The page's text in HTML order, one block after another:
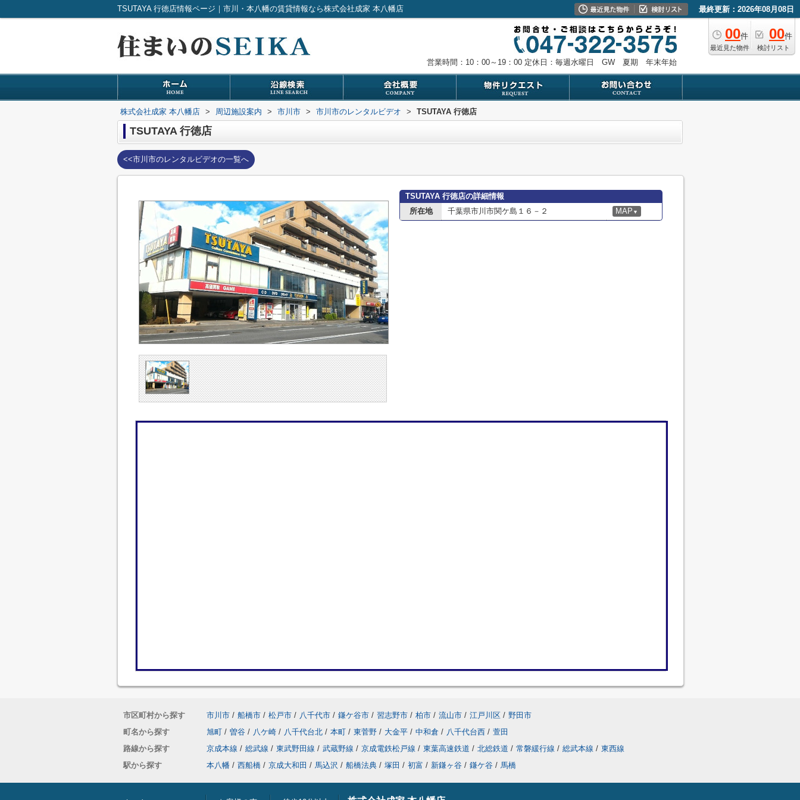
TSUTAYA 行徳店情報ページ｜市川・本八幡の賃貸情報なら株式会社成家 本八幡店 最終更新：2026年08月08日
00件
最近見た物件
00件
検討リスト
営業時間：10：00～19：00 定休日：毎週水曜日 GW 夏期 年末年始
株式会社成家 本八幡店 > 周辺施設案内 > 市川市 > 市川市のレンタルビデオ > TSUTAYA 行徳店
TSUTAYA 行徳店
<<市川市のレンタルビデオの一覧へ
TSUTAYA 行徳店の詳細情報
所在地
千葉県市川市関ケ島１６－２ MAP ▼
市区町村から探す 市川市 / 船橋市 / 松戸市 / 八千代市 / 鎌ケ谷市 / 習志野市 / 柏市 / 流山市 / 江戸川区 / 野田市
町名から探す
旭町 / 曽谷 / 八ケ崎 / 八千代台北 / 本町 / 東菅野 / 大金平 / 中和倉 / 八千代台西 / 萱田
路線から探す
京成本線 / 総武線 / 東武野田線 / 武蔵野線 / 京成電鉄松戸線 / 東葉高速鉄道 / 北総鉄道 / 常磐緩行線 / 総武本線 / 東西線
駅から探す
本八幡 / 西船橋 / 京成大和田 / 馬込沢 / 船橋法典 / 塚田 / 初富 / 新鎌ヶ谷 / 鎌ケ谷 / 馬橋